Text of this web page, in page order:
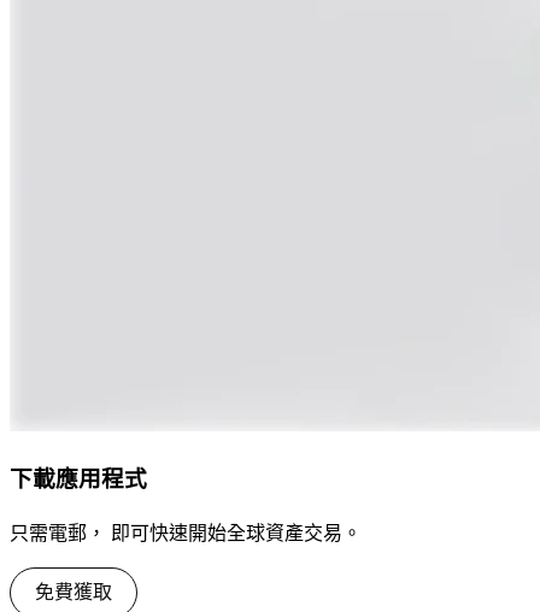
下載應用程式
只需電郵， 即可快速開始全球資產交易。
免費獲取